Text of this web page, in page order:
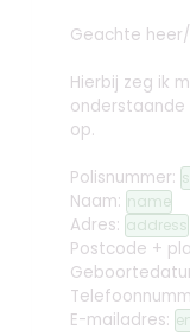
Geachte
Hierbij zeg ik
op.
Polisnummer:
Naam: name
Adres: address
Postcode +
E-mailadres: